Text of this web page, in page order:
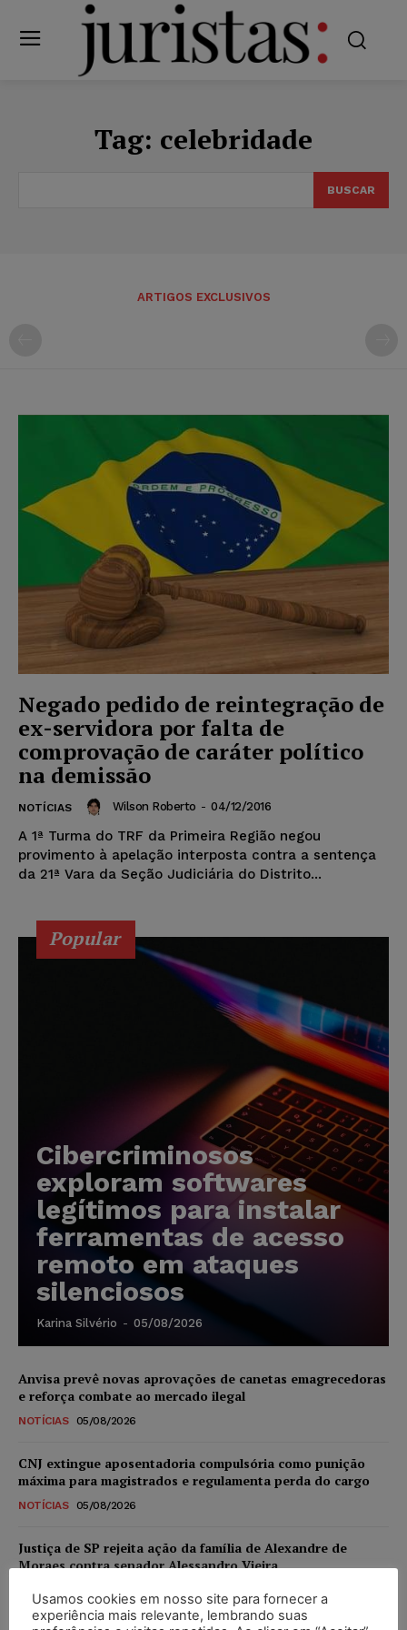
Tag: celebridade
BUSCAR
ARTIGOS EXCLUSIVOS
Negado pedido de reintegração de
ex-servidora por falta de
comprovação de caráter político
na demissão
NOTÍCIAS Wilson Roberto - 04/12/2016
A 1ª Turma do TRF da Primeira Região negou
provimento à apelação interposta contra a sentença
da 21ª Vara da Seção Judiciária do Distrito...
Popular
Cibercriminosos
exploram softwares
legítimos para instalar
ferramentas de acesso
remoto em ataques
silenciosos
Karina Silvério - 05/08/2026
Anvisa prevê novas aprovações de canetas emagrecedoras
e reforça combate ao mercado ilegal
NOTÍCIAS 05/08/2026
CNJ extingue aposentadoria compulsória como punição
máxima para magistrados e regulamenta perda do cargo
NOTÍCIAS 05/08/2026
Justiça de SP rejeita ação da família de Alexandre de
Moraes contra senador Alessandro Vieira
Usamos cookies em nosso site para fornecer a
experiência mais relevante, lembrando suas